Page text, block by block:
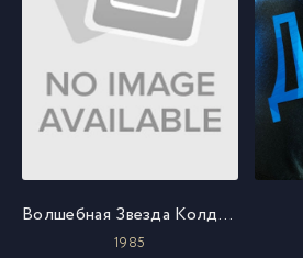
Волшебная Звезда Колдунья Эми
1985